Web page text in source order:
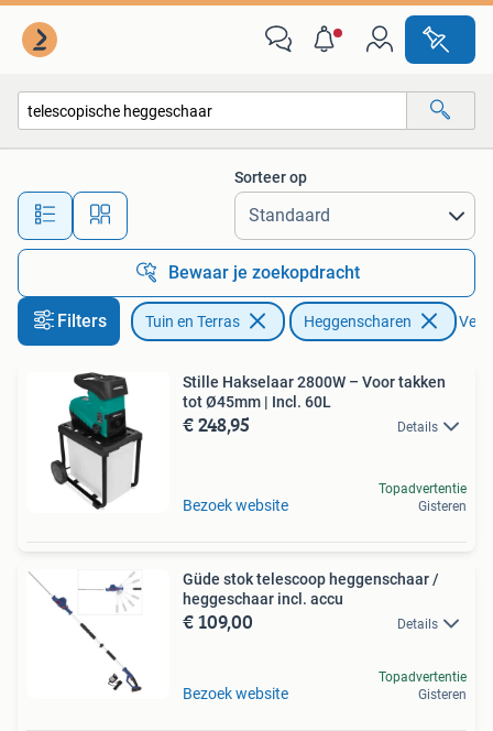
Alle afstanden…
Sorteer op
Bewaar je zoekopdracht
Filters Tuin en Terras Heggenscharen
Stille Hakselaar 2800W – Voor takken
tot Ø45mm | Incl. 60L
€ 248,95 Details
Bezoek website
Topadvertentie
Gisteren
Güde stok telescoop heggenschaar /
heggeschaar incl. accu
€ 109,00 Details
Bezoek website
Topadvertentie
Gisteren